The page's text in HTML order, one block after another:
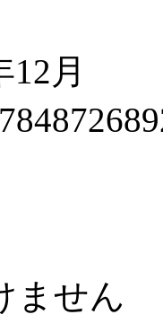
月
ません